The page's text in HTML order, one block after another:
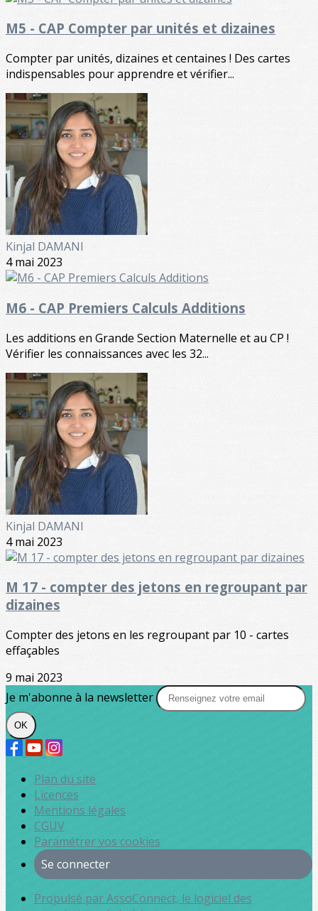
M5 - CAP Compter par unités et dizaines
Compter par unités, dizaines et centaines ! Des cartes
indispensables pour apprendre et vérifier...
Kinjal DAMANI
4 mai 2023
M6 - CAP Premiers Calculs Additions
Les additions en Grande Section Maternelle et au CP !
Vérifier les connaissances avec les 32...
Kinjal DAMANI
4 mai 2023
M 17 - compter des jetons en regroupant par
dizaines
Compter des jetons en les regroupant par 10 - cartes
effaçables
9 mai 2023
Je m'abonne à la newsletter
OK
Plan du site
Licences
Mentions légales
CGUV
Paramétrer vos cookies
Se connecter
Propulsé par AssoConnect, le logiciel des